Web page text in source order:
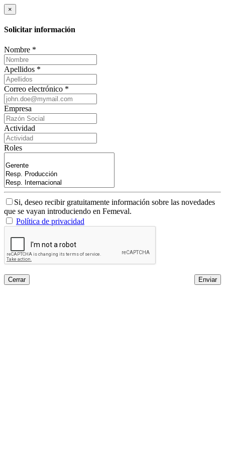
×
Solicitar información
Nombre *
Apellidos *
Correo electrónico *
Empresa
Actividad
Roles
Si, deseo recibir gratuitamente información sobre las novedades
que se vayan introduciendo en Femeval.
Política de privacidad
Cerrar